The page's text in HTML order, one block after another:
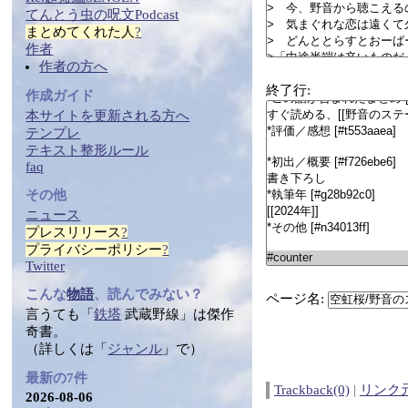
終了行:
ページ名:
Trackback(0)| リンク
てんとう虫の呪文Podcast
まとめてくれた人?
作者
作者の方へ
作成ガイド
本サイトを更新される方へ
テンプレ
テキス ト整形ルール
faq
その他
ニュース
プレスリリース?
プライバシーポリシー?
Twitter
こんな物語、読んでみない？
言うても「鉄塔 武蔵野線」は傑作
奇書。
（詳しくは「 ジャンル 」で）
最新の7件
2026-08-06